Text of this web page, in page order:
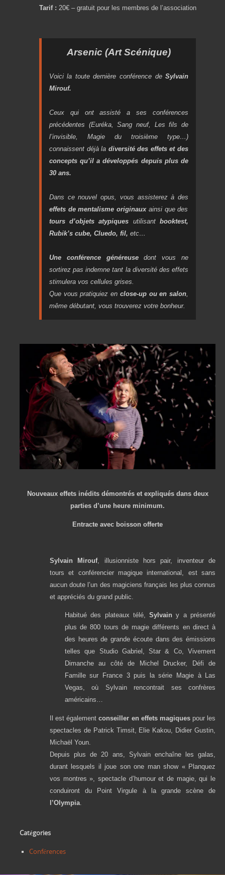
Tarif : 20€ – gratuit pour les membres de l’association
Arsenic (Art Scénique)
Voici la toute dernière conférence deSylvain
Mirouf.
Ceux qui ont assisté a ses conférences
précédentes (Euréka, Sang neuf, Les fils de
l’invisible, Magie du troisième type…)
connaissent déjà la diversité des effets et des
concepts qu’il a développés depuis plus de
30 ans.
Dans ce nouvel opus, vous assisterez à des
effets de mentalisme originauxainsi que des
tours d’objets atypiques utilisantbooktest,
Rubik’s cube, Cluedo, fil, etc…
Une conférence généreusedont vous ne
sortirez pas indemne tant la diversité des effets
stimulera vos cellules grises.
Que vous pratiquiez en close-up ou en salon
même débutant, vous trouverez votre bonheur.
Nouveaux effets inédits démontrés et expliqués dans deux
parties d’une heure minimum.
Entracte avec boisson offerte
Sylvain Mirouf, illusionniste hors pair, inventeur de
tours et conférencier magique international, est sans
aucun doute l’un des magiciens français les plus connus
et appréciés du grand public.
Habitué des plateaux télé,Sylvain y a présenté
plus de 800 tours de magie différents en direct à
des heures de grande écoute dans des émissions
telles que Studio Gabriel, Star & Co, Vivement
Dimanche au côté de Michel Drucker, Défi de
Famille sur France 3 puis la série Magie à Las
Vegas, où Sylvain rencontrait ses confrères
américains…
Il est égalementconseiller en effets magiquespour les
spectacles de Patrick Timsit, Elie Kakou, Didier Gustin,
Michaël Youn.
Depuis plus de 20 ans, Sylvain enchaîne les galas,
durant lesquels il joue son one man show « Planquez
vos montres », spectacle d’humour et de magie, qui le
conduiront du Point Virgule à la grande scène de
l’Olympia.
Catégories
Conférences